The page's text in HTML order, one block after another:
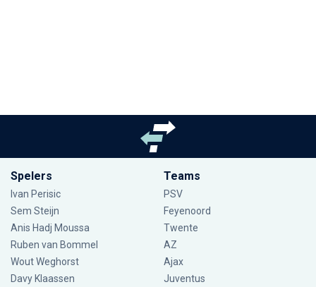
Spelers
Ivan Perisic
Sem Steijn
Anis Hadj Moussa
Ruben van Bommel
Wout Weghorst
Davy Klaassen
Teams
PSV
Feyenoord
Twente
AZ
Ajax
Juventus